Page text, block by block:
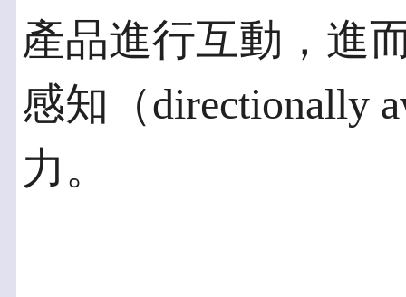
產品進行互動，進
感知（directionally
力。